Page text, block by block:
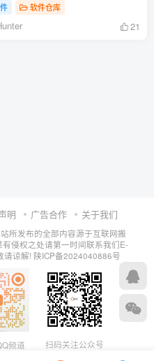
软件仓库
21
明 广告合作 关于我们
所发布的全部内容源于互联网搬
侵权之处请第一时间联系我们E-
请谅解! 陕ICP备2024040886号
频道 扫码关注公众号